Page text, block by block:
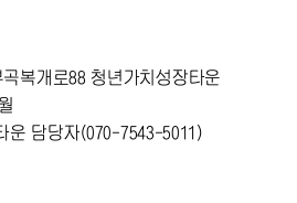
복개로88 청년가치성장타운
담당자(070-7543-5011)